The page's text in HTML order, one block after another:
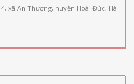
xã An Thượng, huyện Hoài Đức, Hà